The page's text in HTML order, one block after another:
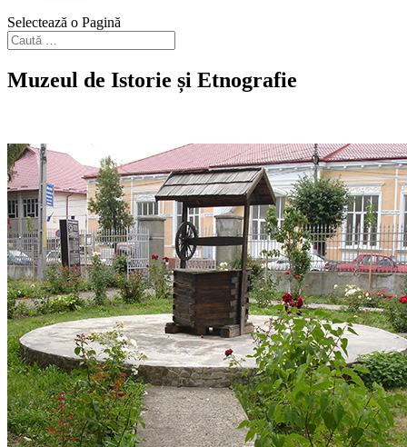
Selectează o Pagină
Muzeul de Istorie și Etnografie